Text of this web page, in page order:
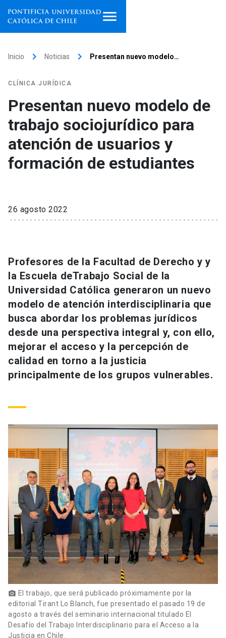
institutos
Investigación
Internacionalización launch
Vinculación
Información para keyboard_arrow_down
Futuros estudiantes
Estudiantes
Académicos
Personal
Alumni launch
Padres y familia
launch
Go to english site
Admisión launch
Mi Cuenta UC launch
Correo UC launch
Inicio keyboard_arrow_right Noticias keyboard_arrow_right Presentan nuevo modelo…
CLÍNICA JURÍDICA
Presentan nuevo modelo de
trabajo sociojurídico para
atención de usuarios y
formación de estudiantes
26 agosto 2022
Profesores de la Facultad de Derecho y y
la Escuela deTrabajo Social de la
Universidad Católica generaron un nuevo
modelo de atención interdisciplinaria que
busca abordar los problemas jurídicos
desde una perspectiva integral y, con ello,
mejorar el acceso y la percepción de
calidad en torno a la justicia
principalmente de los grupos vulnerables.
photo_camera El trabajo, que será publicado próximamente por la
editorial Tirant Lo Blanch, fue presentado el pasado 19 de
agosto a través del seminario internacional titulado El
Desafío del Trabajo Interdisciplinario para el Acceso a la
Justicia en Chile.